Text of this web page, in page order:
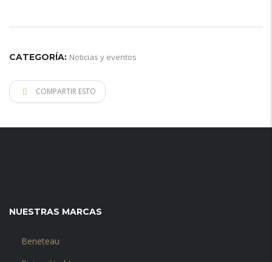
CATEGORÍA: Noticias y eventos
COMPARTIR ESTO
NUESTRAS MARCAS
Beneteau